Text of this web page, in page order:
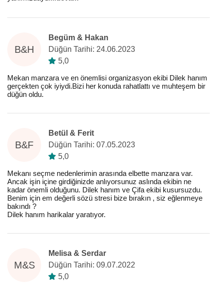
B&H
Begüm & Hakan
Düğün Tarihi: 24.06.2023
5,0
Mekan manzara ve en önemlisi organizasyon ekibi Dilek hanım
gerçekten çok iyiydi.Bizi her konuda rahatlattı ve muhteşem bir
düğün oldu.
B&F
Betül & Ferit
Düğün Tarihi: 07.05.2023
5,0
Mekanı seçme nedenlerimin arasında elbette manzara var.
Ancak işin içine girdiğinizde anlıyorsunuz aslında ekibin ne
kadar önemli olduğunu. Dilek hanım ve Çifa ekibi kusursuzdu.
Benim için em değerli sözü stresi bize bırakın , siz eğlenmeye
bakındı ?
Dilek hanım harikalar yaratıyor.
M&S
Melisa & Serdar
Düğün Tarihi: 09.07.2022
5,0